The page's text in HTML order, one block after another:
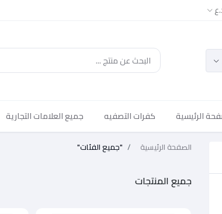
الرئيسية كفرات التصفيه جميع العلامات التجارية
الصفحة الرئيسية "جميع الفئات"
جميع المنتجات